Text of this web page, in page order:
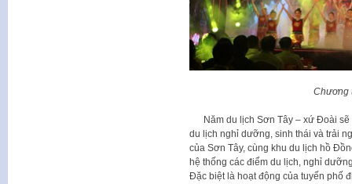
Chương
Năm du lịch Sơn Tây – xứ Đoài sẽ
du lịch nghỉ dưỡng, sinh thái và trải
của Sơn Tây, cùng khu du lịch hồ
hệ thống các điểm du lịch, nghỉ
Đặc biệt là hoạt động của tuyến phố